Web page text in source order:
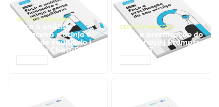
GESTÃO FINANCEIRA
Faça a análise
financeira e atinja o
ponto de equilíbrio |
Prompts ChatGPT
GESTÃO FINANCEIRA
Faça a precificação do
seu serviço | Prompts
ChatGPT